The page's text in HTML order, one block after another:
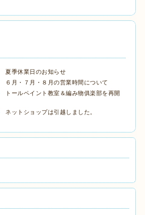
夏季休業日のお知らせ
６月・７月・８月の営業時間について
トールペイント教室＆編み物俱楽部を再開
ネットショップは引越しました。